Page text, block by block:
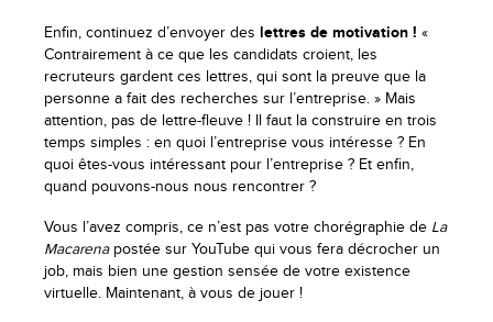
Enfin, continuez d’envoyer des lettres de motivation ! «
Contrairement à ce que les candidats croient, les
recruteurs gardent ces lettres, qui sont la preuve que la
personne a fait des recherches sur l’entreprise. » Mais
attention, pas de lettre-fleuve ! Il faut la construire en trois
temps simples : en quoi l’entreprise vous intéresse ? En
quoi êtes-vous intéressant pour l’entreprise ? Et enfin,
quand pouvons-nous nous rencontrer ?
Vous l’avez compris, ce n’est pas votre chorégraphie de La
Macarenapostée sur YouTube qui vous fera décrocher un
job, mais bien une gestion sensée de votre existence
virtuelle. Maintenant, à vous de jouer !